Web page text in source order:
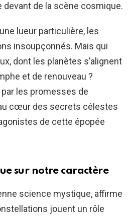
devant de la scène cosmique.
lueur particulière, les
insoupçonnés. Mais qui
dont les planètes s’alignent
et de renouveau ?
les promesses de
cœur des secrets célestes
de cette épopée
sur notre caractère
science mystique, affirme
jouent un rôle